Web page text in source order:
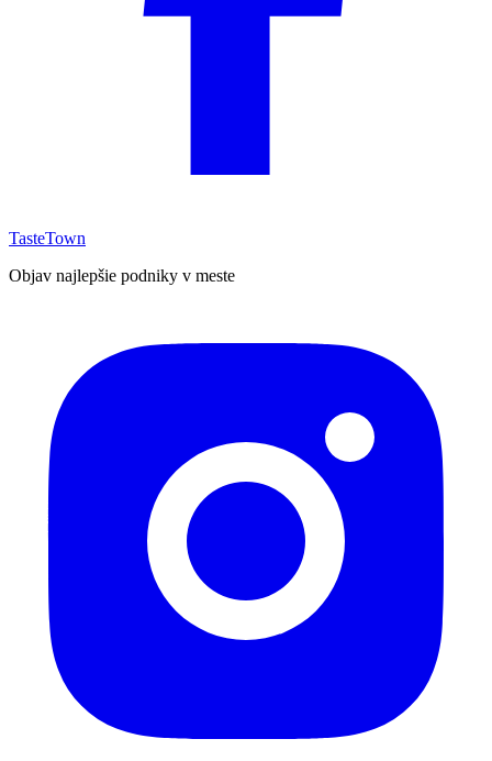
TasteTown
Objav najlepšie podniky v meste